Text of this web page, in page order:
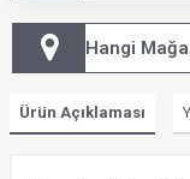
Hangi
Ürün Açıklaması